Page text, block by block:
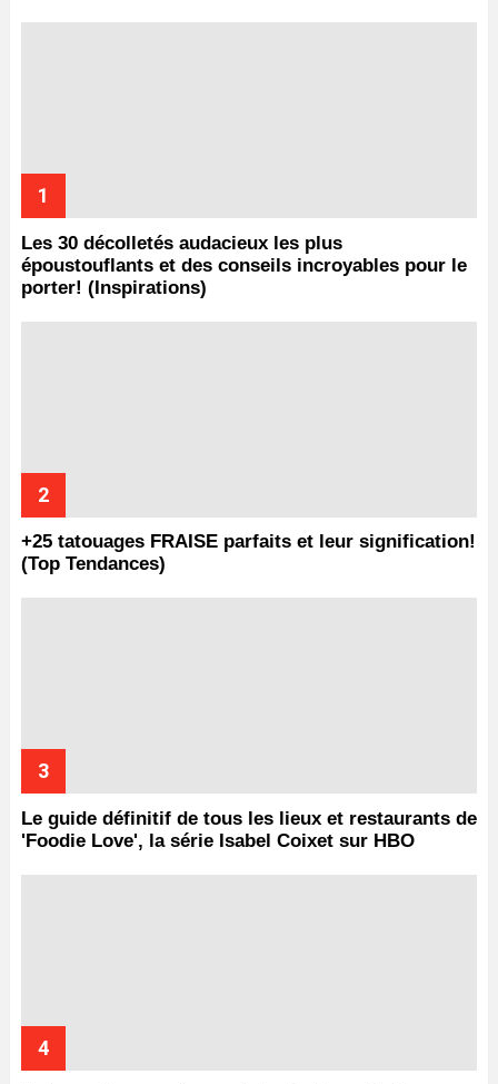
Les 30 décolletés audacieux les plus
époustouflants et des conseils incroyables pour le
porter! (Inspirations)
+25 tatouages ​​FRAISE parfaits et leur signification!
(Top Tendances)
Le guide définitif de tous les lieux et restaurants de
'Foodie Love', la série Isabel Coixet sur HBO